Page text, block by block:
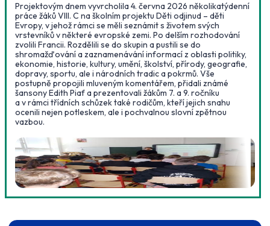
Projektovým dnem vyvrcholila 4. června 2026 několikatýdenní
práce žáků VIII. C na školním projektu Děti odjinud – děti
Evropy, v jehož rámci se měli seznámit s životem svých
vrstevníků v některé evropské zemi. Po delším rozhodování
zvolili Francii. Rozdělili se do skupin a pustili se do
shromažďování a zaznamenávání informací z oblasti politiky,
ekonomie, historie, kultury, umění, školství, přírody, geografie,
dopravy, sportu, ale i národních tradic a pokrmů. Vše
postupně propojili mluveným komentářem, přidali známé
šansony Edith Piaf a prezentovali žákům 7. a 9. ročníku
a v rámci třídních schůzek také rodičům, kteří jejich snahu
ocenili nejen potleskem, ale i pochvalnou slovní zpětnou
vazbou.